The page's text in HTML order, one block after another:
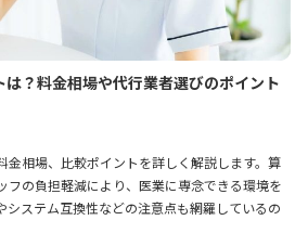
は？料金相場や代行業者選びのポイント
金相場、比較ポイントを詳しく解説します。算
フの負担軽減により、医業に専念できる環境を
システム互換性などの注意点も網羅しているの